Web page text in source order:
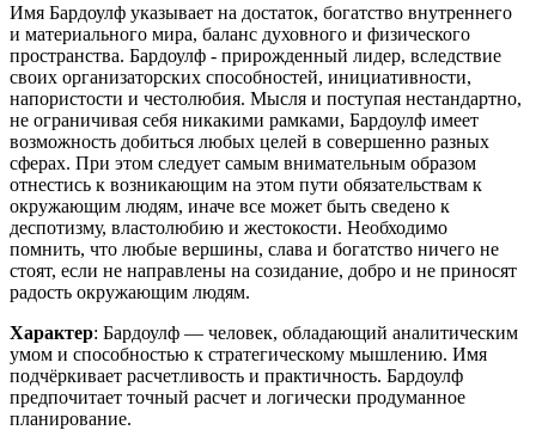
Имя Бардоулф указывает на достаток, богатство внутреннего
и материального мира, баланс духовного и физического
пространства. Бардоулф - прирожденный лидер, вследствие
своих организаторских способностей, инициативности,
напористости и честолюбия. Мысля и поступая нестандартно,
не ограничивая себя никакими рамками, Бардоулф имеет
возможность добиться любых целей в совершенно разных
сферах. При этом следует самым внимательным образом
отнестись к возникающим на этом пути обязательствам к
окружающим людям, иначе все может быть сведено к
деспотизму, властолюбию и жестокости. Необходимо
помнить, что любые вершины, слава и богатство ничего не
стоят, если не направлены на созидание, добро и не приносят
радость окружающим людям.
Характер: Бардоулф — человек, обладающий аналитическим
умом и способностью к стратегическому мышлению. Имя
подчёркивает расчетливость и практичность. Бардоулф
предпочитает точный расчет и логически продуманное
планирование.